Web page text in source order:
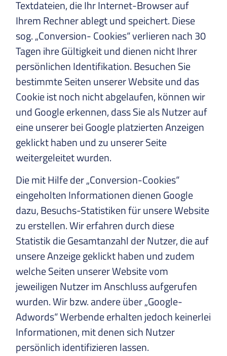
Textdateien, die Ihr Internet-Browser auf
Ihrem Rechner ablegt und speichert. Diese
sog. „Conversion- Cookies“ verlieren nach 30
Tagen ihre Gültigkeit und dienen nicht Ihrer
persönlichen Identifikation. Besuchen Sie
bestimmte Seiten unserer Website und das
Cookie ist noch nicht abgelaufen, können wir
und Google erkennen, dass Sie als Nutzer auf
eine unserer bei Google platzierten Anzeigen
geklickt haben und zu unserer Seite
weitergeleitet wurden.
Die mit Hilfe der „Conversion-Cookies“
eingeholten Informationen dienen Google
dazu, Besuchs-Statistiken für unsere Website
zu erstellen. Wir erfahren durch diese
Statistik die Gesamtanzahl der Nutzer, die auf
unsere Anzeige geklickt haben und zudem
welche Seiten unserer Website vom
jeweiligen Nutzer im Anschluss aufgerufen
wurden. Wir bzw. andere über „Google-
Adwords“ Werbende erhalten jedoch keinerlei
Informationen, mit denen sich Nutzer
persönlich identifizieren lassen.